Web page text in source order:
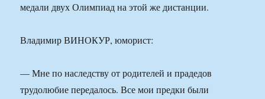
медали двух Олимпиад на этой же дистанции.
Владимир ВИНОКУР, юморист:
— Мне по наследству от родителей и прадедов
трудолюбие передалось. Все мои предки были